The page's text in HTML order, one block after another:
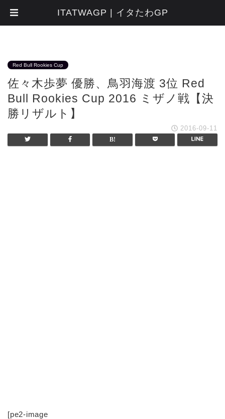
Red Bull Rookies Cup
佐々木歩夢 優勝、鳥羽海渡 3位 Red
Bull Rookies Cup 2016 ミザノ戦【決
勝リザルト】
2016-09-11
[pe2-image
ITATWAGP | イタたわGP